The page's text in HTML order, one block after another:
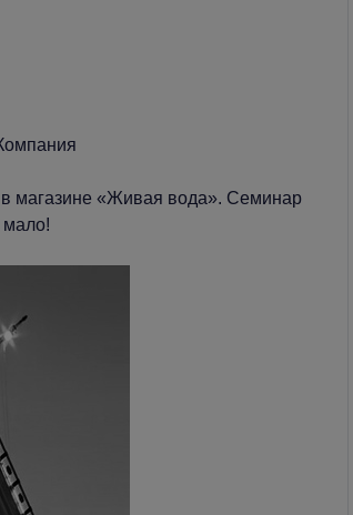
магазине «Живая вода». Семинар
мало!